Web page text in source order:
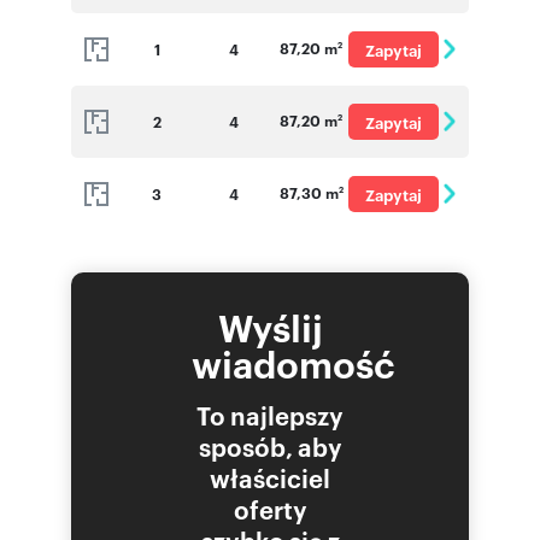
1 4 87,20 m2
Zapytaj
2 4 87,20 m2
Zapytaj
3 4 87,30 m2
Zapytaj
Wyślij
wiadomość
To najlepszy
sposób, aby
właściciel
oferty